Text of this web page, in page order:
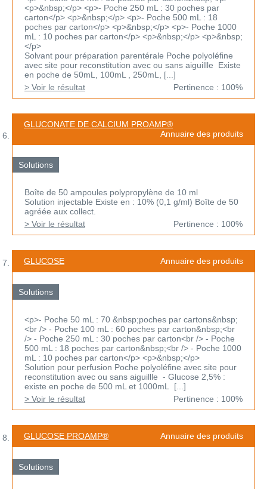
<p>&nbsp;</p> <p>- Poche 250 mL : 30 poches par
carton</p> <p>&nbsp;</p> <p>- Poche 500 mL : 18
poches par carton</p> <p>&nbsp;</p> <p>- Poche 1000
mL : 10 poches par carton</p> <p>&nbsp;</p> <p>&nbsp;
</p>
Solvant pour préparation parentérale Poche polyoléfine
avec site pour reconstitution avec ou sans aiguillle Existe
en poche de 50mL, 100mL , 250mL, [...]
> Voir le résultat
Pertinence : 100%
GLUCONATE DE CALCIUM PROAMP®
Annuaire des produits
Solutions
Boîte de 50 ampoules polypropylène de 10 ml
Solution injectable Existe en : 10% (0,1 g/ml) Boîte de 50
agréée aux collect.
> Voir le résultat
Pertinence : 100%
GLUCOSE Annuaire des produits
Solutions
<p>- Poche 50 mL : 70 &nbsp;poches par cartons&nbsp;
<br /> - Poche 100 mL : 60 poches par carton&nbsp;<br
/> - Poche 250 mL : 30 poches par carton<br /> - Poche
500 mL : 18 poches par carton&nbsp;<br /> - Poche 1000
mL : 10 poches par carton</p> <p>&nbsp;</p>
Solution pour perfusion Poche polyoléfine avec site pour
reconstitution avec ou sans aiguillle - Glucose 2,5% :
existe en poche de 500 mL et 1000mL [...]
> Voir le résultat
Pertinence : 100%
GLUCOSE PROAMP® Annuaire des produits
Solutions